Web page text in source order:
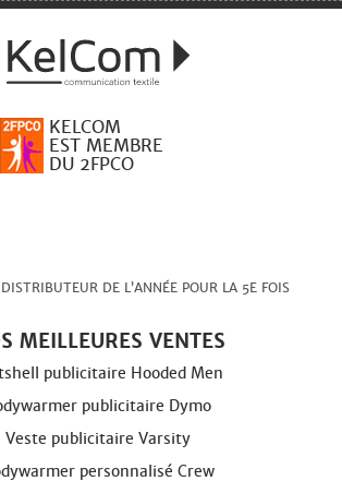
KELCOM
EST MEMBRE
DU 2FPCO
DE L’ANNÉE POUR LA 5E FOIS
MEILLEURES VENTES
publicitaire Hooded Men
publicitaire Dymo
Veste publicitaire Varsity
personnalisé Crew